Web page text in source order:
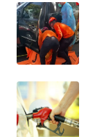
SIDIKALANG
NEWS
SIBARAGAS
NEWS
METRO